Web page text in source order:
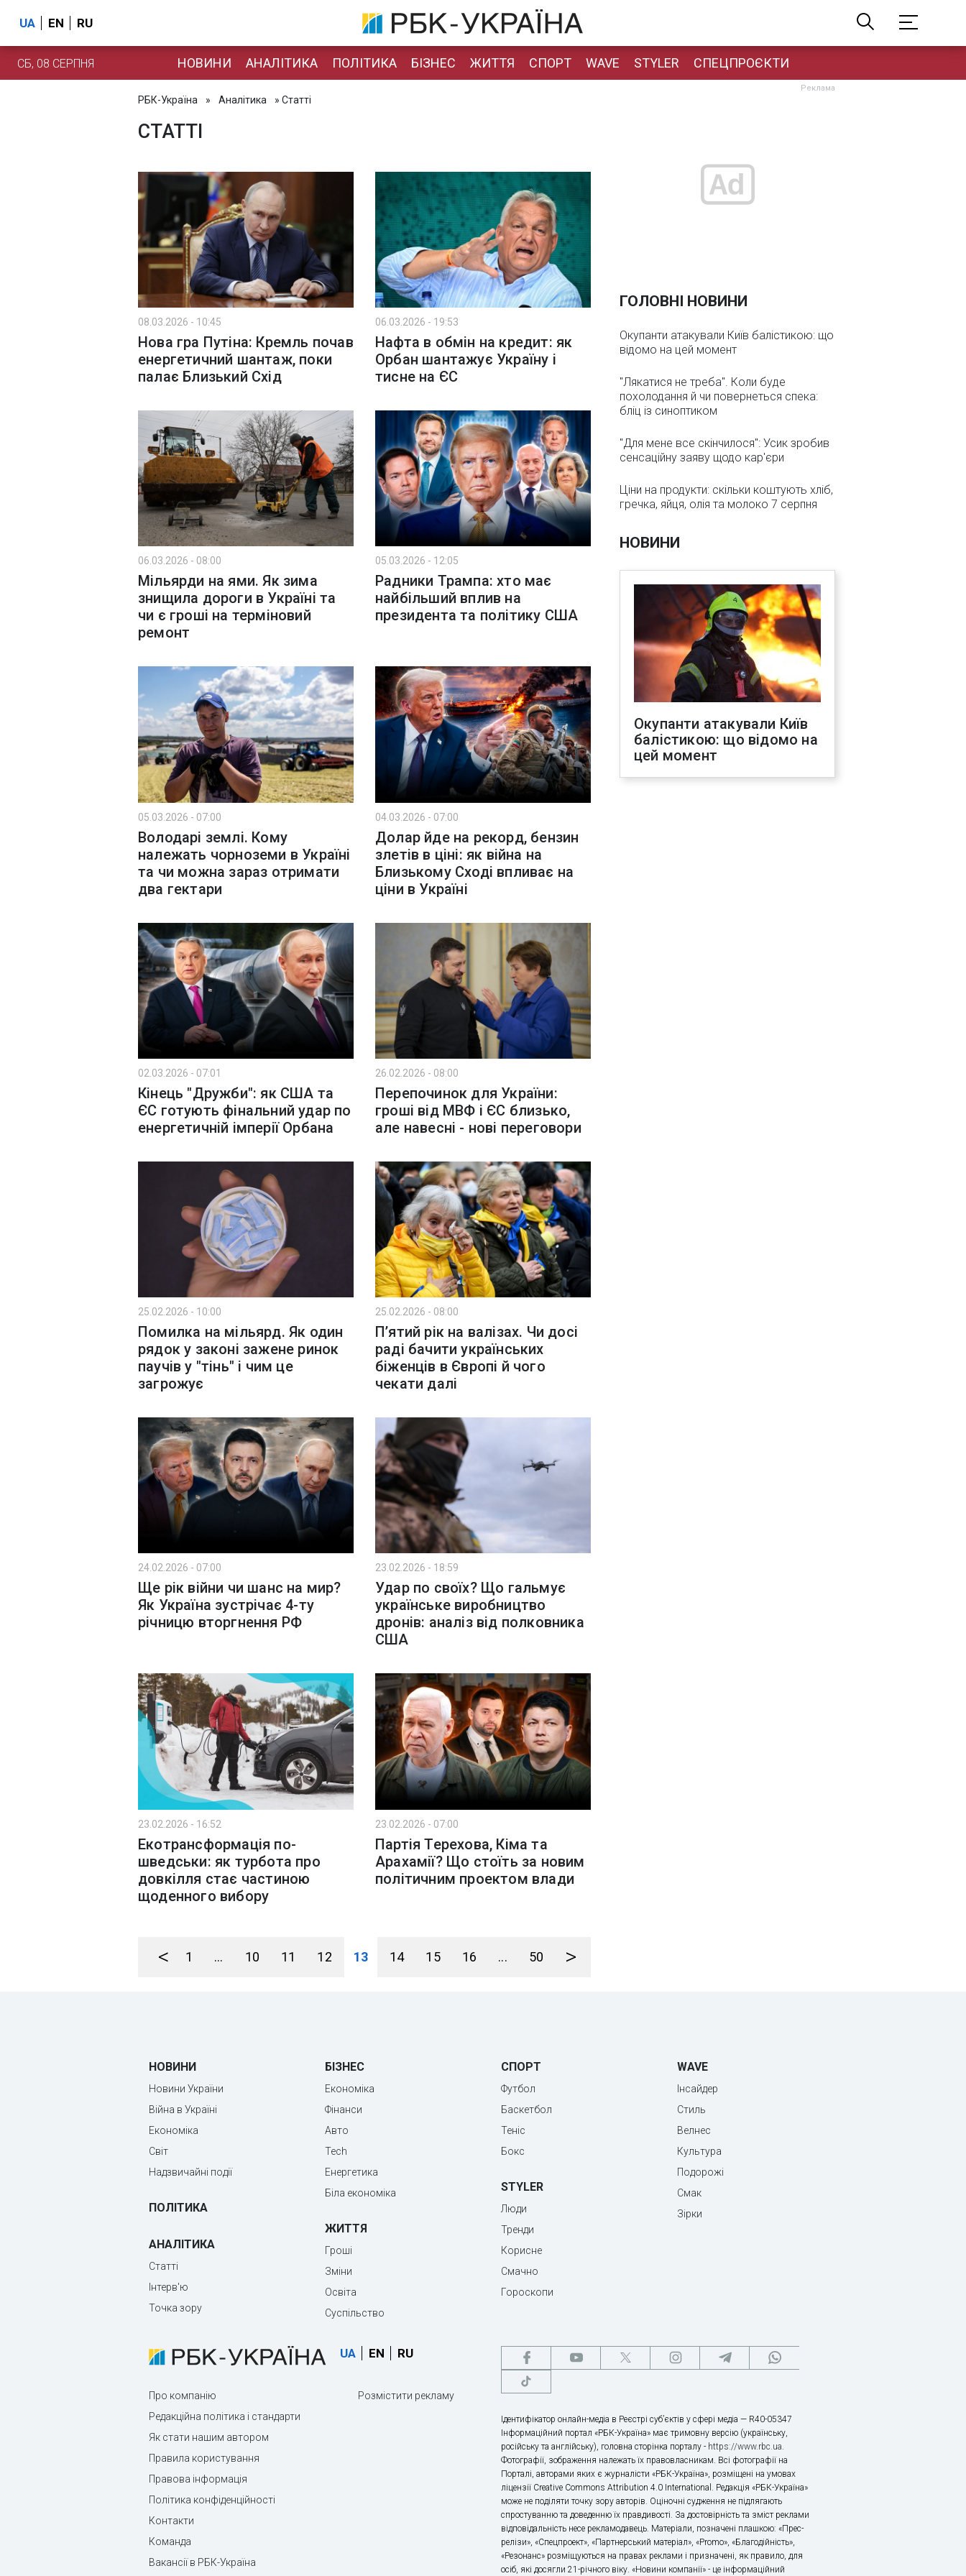
UA EN RU
СБ, 08 СЕРПНЯ НОВИНИ АНАЛІТИКА ПОЛІТИКА БІЗНЕС ЖИТТЯ СПОРТ WAVE STYLER СПЕЦПРОЄКТИ
РБК-Україна » Аналітика » Статті
СТАТТІ
08.03.2026 - 10:45
Нова гра Путіна: Кремль почав
енергетичний шантаж, поки
палає Близький Схід
06.03.2026 - 19:53
Нафта в обмін на кредит: як
Орбан шантажує Україну і
тисне на ЄС
06.03.2026 - 08:00
Мільярди на ями. Як зима
знищила дороги в Україні та
чи є гроші на терміновий
ремонт
05.03.2026 - 12:05
Радники Трампа: хто має
найбільший вплив на
президента та політику США
05.03.2026 - 07:00
Володарі землі. Кому
належать чорноземи в Україні
та чи можна зараз отримати
два гектари
04.03.2026 - 07:00
Долар йде на рекорд, бензин
злетів в ціні: як війна на
Близькому Сході впливає на
ціни в Україні
02.03.2026 - 07:01
Кінець "Дружби": як США та
ЄС готують фінальний удар по
енергетичній імперії Орбана
26.02.2026 - 08:00
Перепочинок для України:
гроші від МВФ і ЄС близько,
але навесні - нові переговори
25.02.2026 - 10:00
Помилка на мільярд. Як один
рядок у законі зажене ринок
паучів у "тінь" і чим це
загрожує
25.02.2026 - 08:00
П’ятий рік на валізах. Чи досі
раді бачити українських
біженців в Європі й чого
чекати далі
24.02.2026 - 07:00
Ще рік війни чи шанс на мир?
Як Україна зустрічає 4-ту
річницю вторгнення РФ
23.02.2026 - 18:59
Удар по своїх? Що гальмує
українське виробництво
дронів: аналіз від полковника
США
23.02.2026 - 16:52
Екотрансформація по-
шведськи: як турбота про
довкілля стає частиною
щоденного вибору
23.02.2026 - 07:00
Партія Терехова, Кіма та
Арахамії? Що стоїть за новим
політичним проектом влади
< 1 ... 10 11 12 13 14 15 16 ... 50 >
ГОЛОВНІ НОВИНИ
Окупанти атакували Київ балістикою: що
відомо на цей момент
"Лякатися не треба". Коли буде
похолодання й чи повернеться спека:
бліц із синоптиком
"Для мене все скінчилося": Усик зробив
сенсаційну заяву щодо кар'єри
Ціни на продукти: скільки коштують хліб,
гречка, яйця, олія та молоко 7 серпня
НОВИНИ
Окупанти атакували Київ
балістикою: що відомо на
цей момент
НОВИНИ
Новини України
Війна в Україні
Економіка
Світ
Надзвичайні події
ПОЛІТИКА
АНАЛІТИКА
Статті
Інтерв'ю
Точка зору
БІЗНЕС
Економіка
Фінанси
Авто
Tech
Енергетика
Біла економіка
ЖИТТЯ
Гроші
Зміни
Освіта
Суспільство
СПОРТ
Футбол
Баскетбол
Теніс
Бокс
STYLER
Люди
Тренди
Корисне
Смачно
Гороскопи
WAVE
Інсайдер
Стиль
Велнес
Культура
Подорожі
Смак
Зірки
UA EN RU
Про компанію
Редакційна політика і стандарти
Як стати нашим автором
Правила користування
Правова інформація
Політика конфіденційності
Контакти
Команда
Вакансії в РБК-Україна
Розмістити рекламу
Ідентифікатор онлайн-медіа в Реєстрі суб’єктів у сфері медіа — R40-05347
Інформаційний портал «РБК-Україна» має тримовну версію (українську,
російську та англійську), головна сторінка порталу - https://www.rbc.ua
Фотографії, зображення належать їх правовласникам. Всі фотографії на
Порталі, авторами яких є журналісти «РБК-Україна», розміщені на умовах
ліцензії Creative Commons Attribution 4.0 International. Редакція «РБК-Україна»
може не поділяти точку зору авторів. Оціночні судження не підлягають
спростуванню та доведенню їх правдивості. За достовірність та зміст реклами
відповідальність несе рекламодавець. Матеріали, позначені плашкою: «Прес-
релізи», «Спецпроект», «Партнерський матеріал», «Promo», «Благодійність»,
«Резонанс» розміщуються на правах реклами і призначені, як правило, для
осіб, які досягли 21-річного віку. «Новини компанії» - це інформаційний